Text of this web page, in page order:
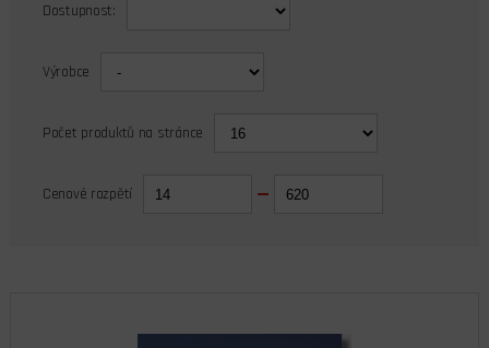
Dostupnost:
Výrobce
Počet produktů na stránce
Cenové rozpětí